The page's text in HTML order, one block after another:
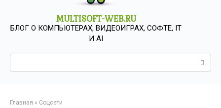
MULTISOFT-WEB.RU
БЛОГ О КОМПЬЮТЕРАХ, ВИДЕОИГРАХ, СОФТЕ, IT
И AI
Главная » Соцсети